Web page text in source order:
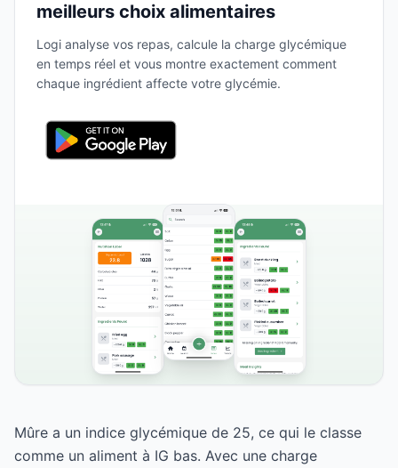
meilleurs choix alimentaires
Logi analyse vos repas, calcule la charge glycémique
en temps réel et vous montre exactement comment
chaque ingrédient affecte votre glycémie.
Mûre a un indice glycémique de 25, ce qui le classe
comme un aliment à IG bas. Avec une charge